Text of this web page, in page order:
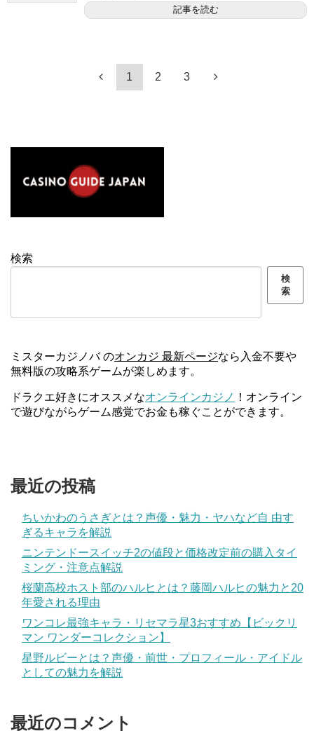
記事を読む
1 2 3
検索
検
索
ミスターカジノバ のオンカジ 最新ページなら入金不要や
無料版の攻略系ゲームが楽しめます。
ドラクエ好きにオススメなオンラインカジノ ！オンライン
で遊びながらゲーム感覚でお金も稼ぐことができます。
最近の投稿
ちいかわのうさぎとは？声優・魅力・ヤハなど自 由す
ぎるキャラを解説
ニンテンドースイッチ2の値段と価格改定前の購入タイ
ミング・注意点解説
桜蘭高校ホスト部のハルヒとは？藤岡ハルヒの魅力と20
年愛される理由
ワンコレ最強キャラ・リセマラ星3おすすめ【ビックリ
マン ワンダーコレクション】
星野ルビーとは？声優・前世・プロフィール・アイドル
としての魅力を解説
最近のコメント